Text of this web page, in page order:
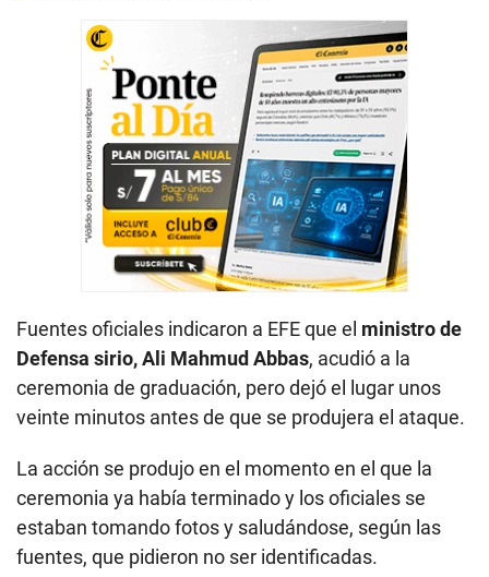
Fuentes oficiales indicaron a EFE que el ministro de
Defensa sirio, Ali Mahmud Abbas, acudió a la
ceremonia de graduación, pero dejó el lugar unos
veinte minutos antes de que se produjera el ataque.
La acción se produjo en el momento en el que la
ceremonia ya había terminado y los oficiales se
estaban tomando fotos y saludándose, según las
fuentes, que pidieron no ser identificadas.